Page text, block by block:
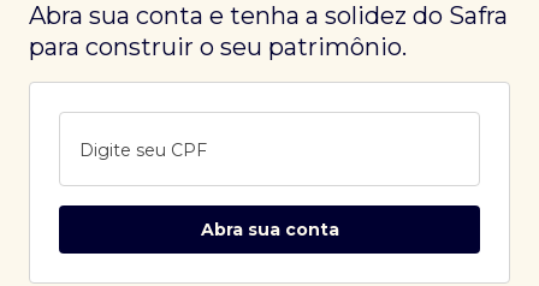
Abra sua conta e tenha a solidez do Safra
para construir o seu patrimônio.
Digite seu CPF
Abra sua conta